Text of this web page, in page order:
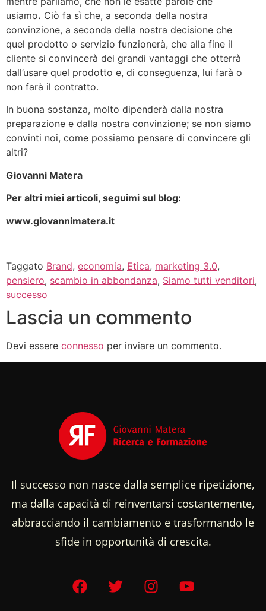
usiamo. Ciò fa sì che, a seconda della nostra
convinzione, a seconda della nostra decisione che
quel prodotto o servizio funzionerà, che alla fine il
cliente si convincerà dei grandi vantaggi che otterrà
dall’usare quel prodotto e, di conseguenza, lui farà o
non farà il contratto.
In buona sostanza, molto dipenderà dalla nostra
preparazione e dalla nostra convinzione; se non siamo
convinti noi, come possiamo pensare di convincere gli
altri?
Giovanni Matera
Per altri miei articoli, seguimi sul blog:
www.giovannimatera.it
Taggato Brand, economia, Etica, marketing 3.0,
pensiero, scambio in abbondanza, Siamo tutti venditori,
successo
Lascia un commento
Devi essere connesso per inviare un commento.
Il successo non nasce dalla semplice ripetizione,
ma dalla capacità di reinventarsi costantemente,
abbracciando il cambiamento e trasformando le
sfide in opportunità di crescita.